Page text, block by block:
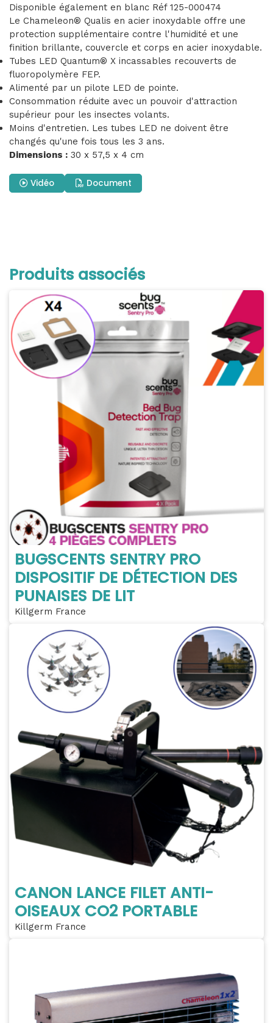
Disponible également en blanc Réf 125-000474
Le Chameleon® Qualis en acier inoxydable offre une
protection supplémentaire contre l'humidité et une
finition brillante, couvercle et corps en acier inoxydable.
Tubes LED Quantum® X incassables recouverts de
fluoropolymère FEP.
Alimenté par un pilote LED de pointe.
Consommation réduite avec un pouvoir d'attraction
supérieur pour les insectes volants.
Moins d'entretien. Les tubes LED ne doivent être
changés qu'une fois tous les 3 ans.
Dimensions : 30 x 57,5 ​​x 4 cm
Vidéo Document
Produits associés
BUGSCENTS SENTRY PRO
DISPOSITIF DE DÉTECTION DES
PUNAISES DE LIT
Killgerm France
CANON LANCE FILET ANTI-
OISEAUX CO2 PORTABLE
Killgerm France